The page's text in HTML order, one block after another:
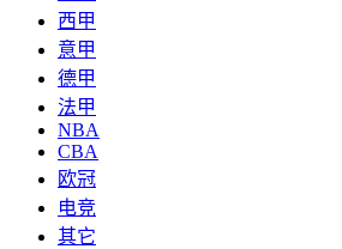
西甲
意甲
德甲
法甲
NBA
CBA
欧冠
电竞
其它